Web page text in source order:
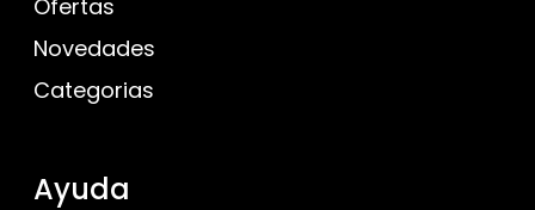
Ofertas
Novedades
Categorias
Ayuda